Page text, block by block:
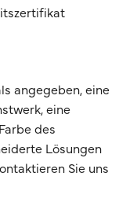
angegeben, eine
eine
des
Lösungen
Sie uns